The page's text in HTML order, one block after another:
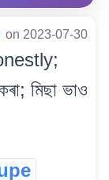
on 2023-07-30
মিছা ভাও